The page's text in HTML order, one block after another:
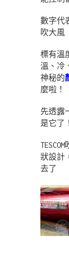
數字代
吹大風
標有溫
溫、冷
神秘的
麼啦！
先透露
是它了
狀設計
去了